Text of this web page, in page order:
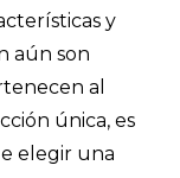
y
aún son
al
única, es
elegir una